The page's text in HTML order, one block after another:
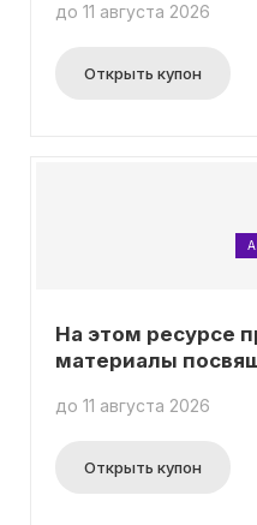
до 11 августа 2026
Открыть купон
На этом ресурсе
материалы
до 11 августа 2026
Открыть купон